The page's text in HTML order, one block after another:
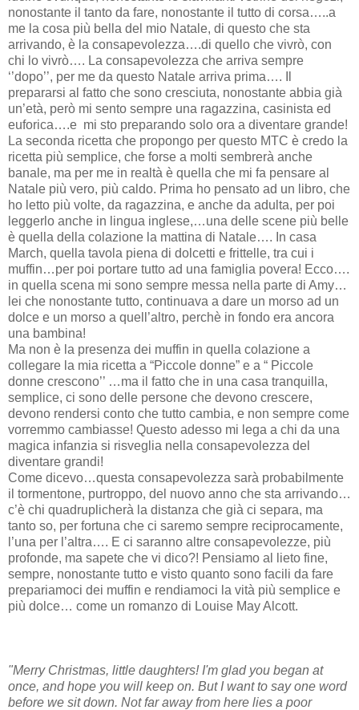
nonostante il tanto da fare, nonostante il tutto di corsa…..a
me la cosa più bella del mio Natale, di questo che sta
arrivando, è la consapevolezza….di quello che vivrò, con
chi lo vivrò…. La consapevolezza che arriva sempre
‘’dopo’’, per me da questo Natale arriva prima…. Il
prepararsi al fatto che sono cresciuta, nonostante abbia già
un’età, però mi sento sempre una ragazzina, casinista ed
euforica….e mi sto preparando solo ora a diventare grande!
La seconda ricetta che propongo per questo MTC è credo la
ricetta più semplice, che forse a molti sembrerà anche
banale, ma per me in realtà è quella che mi fa pensare al
Natale più vero, più caldo. Prima ho pensato ad un libro, che
ho letto più volte, da ragazzina, e anche da adulta, per poi
leggerlo anche in lingua inglese,…una delle scene più belle
è quella della colazione la mattina di Natale…. In casa
March, quella tavola piena di dolcetti e frittelle, tra cui i
muffin…per poi portare tutto ad una famiglia povera! Ecco….
in quella scena mi sono sempre messa nella parte di Amy…
lei che nonostante tutto, continuava a dare un morso ad un
dolce e un morso a quell’altro, perchè in fondo era ancora
una bambina!
Ma non è la presenza dei muffin in quella colazione a
collegare la mia ricetta a “Piccole donne” e a “ Piccole
donne crescono’’ …ma il fatto che in una casa tranquilla,
semplice, ci sono delle persone che devono crescere,
devono rendersi conto che tutto cambia, e non sempre come
vorremmo cambiasse! Questo adesso mi lega a chi da una
magica infanzia si risveglia nella consapevolezza del
diventare grandi!
Come dicevo…questa consapevolezza sarà probabilmente
il tormentone, purtroppo, del nuovo anno che sta arrivando…
c’è chi quadruplicherà la distanza che già ci separa, ma
tanto so, per fortuna che ci saremo sempre reciprocamente,
l’una per l’altra…. E ci saranno altre consapevolezze, più
profonde, ma sapete che vi dico?! Pensiamo al lieto fine,
sempre, nonostante tutto e visto quanto sono facili da fare
prepariamoci dei muffin e rendiamoci la vità più semplice e
più dolce… come un romanzo di Louise May Alcott.
"Merry Christmas, little daughters! I'm glad you began at
once, and hope you will keep on. But I want to say one word
before we sit down. Not far away from here lies a poor